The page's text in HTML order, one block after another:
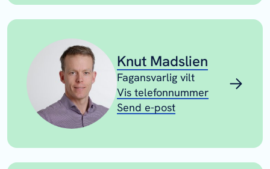
Knut Madslien
Fagansvarlig vilt
Vis telefonnummer
Send e-post